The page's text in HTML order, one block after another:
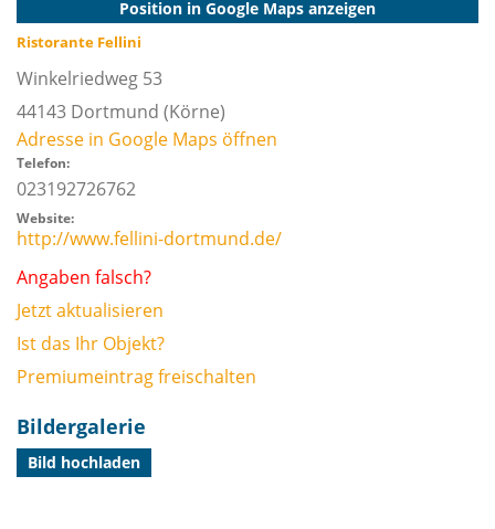
Position in Google Maps anzeigen
Ristorante Fellini
Winkelriedweg 53
44143 Dortmund (Körne)
Adresse in Google Maps öffnen
Telefon:
023192726762
Website:
http://www.fellini-dortmund.de/
Angaben falsch?
Jetzt aktualisieren
Ist das Ihr Objekt?
Premiumeintrag freischalten
Bildergalerie
Bild hochladen